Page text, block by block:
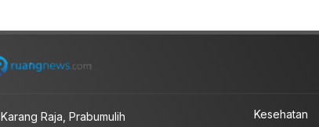
Karang Raja, Prabumulih Kesehatan